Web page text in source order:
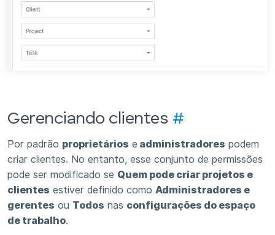
Gerenciando clientes #
Por padrão proprietários e administradores podem
criar clientes. No entanto, esse conjunto de permissões
pode ser modificado se Quem pode criar projetos e
clientes estiver definido como Administradores e
gerentes ou Todos nas configurações do espaço
de trabalho.